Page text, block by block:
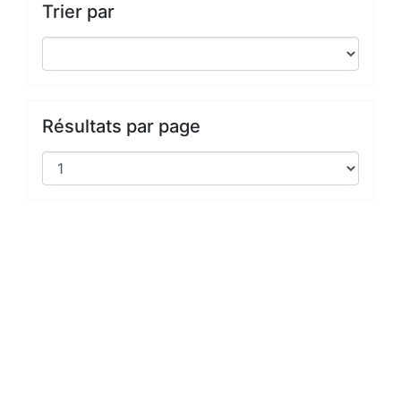
Trier par
Résultats par page